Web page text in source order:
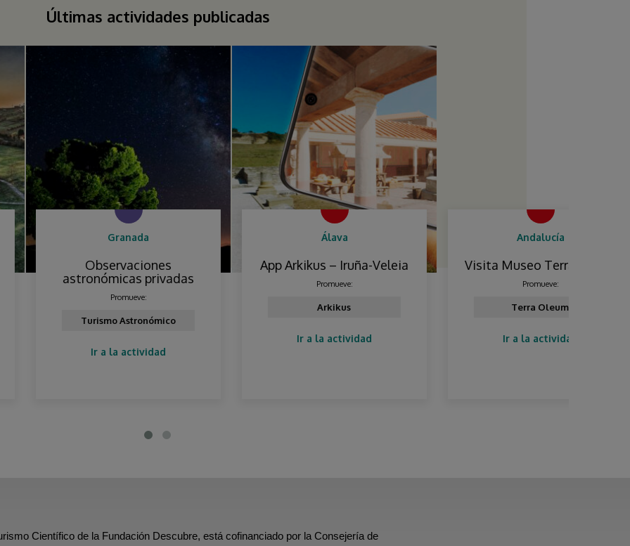
Últimas actividades publicadas
Granada
Observaciones
privadas
Turismo Astronómico
Ir a la actividad
App Arkikus – Iruña-Veleia
Ir a la actividad
Visita Museo Terra Oleum
Ir a la actividad
Científico de la Fundación Descubre, está cofinanciado por la Consejería de